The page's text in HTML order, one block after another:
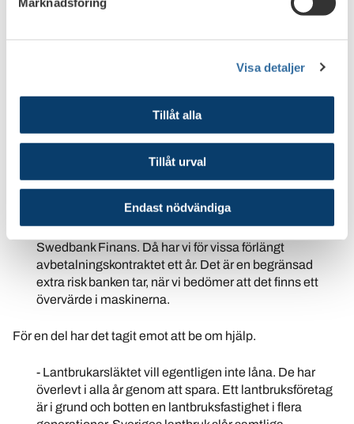
Visa detaljer
Tillåt alla
Tillåt urval
Endast nödvändiga
jordbrukskrediter eller andra typer av krediter. Även om
prognosen att det uppstår ett rörelsekapitalbehov.
Även kunder med avbetalningskontrakt har i vissa fall fått
amorteringsbefrielse.
- Vi har kunder som har större maskinparker som de
finansierat med hjälp av avbetalningskontrakt via
Swedbank Finans. Då har vi för vissa förlängt
avbetalningskontraktet ett år. Det är en begränsad
extra risk banken tar, när vi bedömer att det finns ett
övervärde i maskinerna.
För en del har det tagit emot att be om hjälp.
- Lantbrukarsläktet vill egentligen inte låna. De har
överlevt i alla år genom att spara. Ett lantbruksföretag
är i grund och botten en lantbruksfastighet i flera